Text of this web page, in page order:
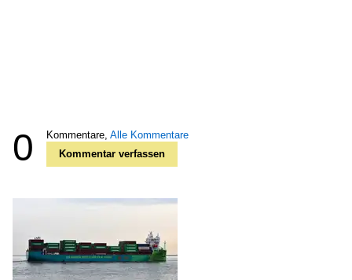
0 Kommentare, Alle Kommentare
Kommentar verfassen